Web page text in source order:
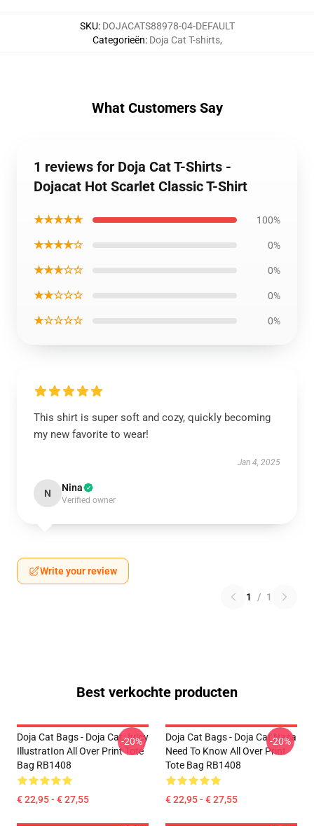
SKU: DOJACATS88978-04-DEFAULT
Categorieën: Doja Cat T-shirts,
What Customers Say
1 reviews for Doja Cat T-Shirts -
Dojacat Hot Scarlet Classic T-Shirt
★★★★★ 100%
★★★★☆ 0%
★★★☆☆ 0%
★★☆☆☆ 0%
★☆☆☆☆ 0%
This shirt is super soft and cozy, quickly becoming
my new favorite to wear!
Jan 4, 2025
N Nina
Verified owner
Write your review
1 / 1
Best verkochte producten
Doja Cat Bags - Doja Cat JuIcy
IllustratIon All Over Print Tote
Bag RB1408
€ 22,95 - € 27,55
-20%
Doja Cat Bags - Doja Cat Nasa
Need To Know All Over Print
Tote Bag RB1408
€ 22,95 - € 27,55
-20%